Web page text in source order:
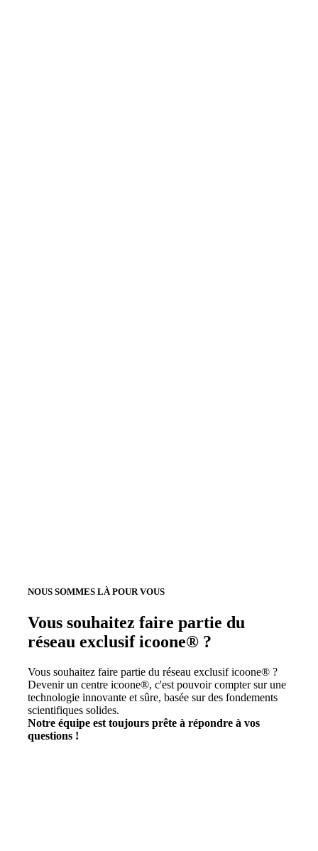
NOUS SOMMES LÀ POUR VOUS
Vous souhaitez faire partie du
réseau exclusif icoone® ?
Vous souhaitez faire partie du réseau exclusif icoone® ?
Devenir un centre icoone®, c'est pouvoir compter sur une
technologie innovante et sûre, basée sur des fondements
scientifiques solides.
Notre équipe est toujours prête à répondre à vos
questions !